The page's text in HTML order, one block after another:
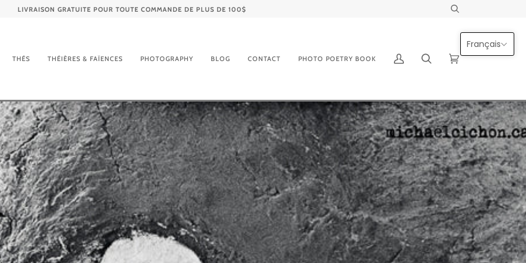
LIVRAISON GRATUITE POUR TOUTE COMMANDE DE PLUS DE 100$ Recherche
THÉS THÉIÈRES & FAÏENCES PHOTOGRAPHY BLOG CONTACT PHOTO POETRY BOOK
Mon
RecherchePanier
Français